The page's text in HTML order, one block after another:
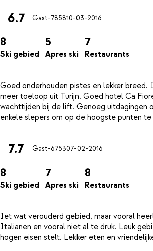
6.7 Gast-785810-03-2016
8
Ski gebied
5
Apres ski
7
Restaurants
Goed onderhouden pistes en lekker breed.
meer toeloop uit Turijn. Goed hotel Ca
wachttijden bij de lift. Genoeg uitdagingen
7.7 Gast-675307-02-2016
8
Ski gebied
7
Apres ski
8
Restaurants
Iet wat verouderd gebied, maar vooral
Italianen en vooral niet al te druk. Leuk